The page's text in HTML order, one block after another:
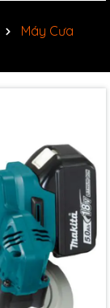
Máy Cưa